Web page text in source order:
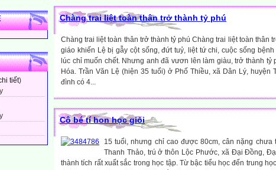
tiết)
Chàng trai liệt toàn thân trở thành tỷ phú
Chàng trai liệt toàn thân trở thành tỷ phú Chàng trai liệt toàn thân
giáo khiến Lệ bị gẫy cột sống, đứt tuỷ, liệt tứ chi, cuộc sống
lúc chỉ muốn chết. Nhưng anh đã vươn lên làm giàu, trở thành tỷ
Hóa. Trần Văn Lệ (hiện 35 tuổi) ở Phố Thiều, xã Dân Lý, huyện
đình có 4...
Cô bé tí hon học giỏi
15 tuổi, nhưng chỉ cao được 80cm, cân nặng chưa
Thanh Thảo, trú ở thôn Lộc Phước, xã Đại Đồng,
thành tích rất xuất sắc trong học tập. Từ bậc tiểu học đến trung